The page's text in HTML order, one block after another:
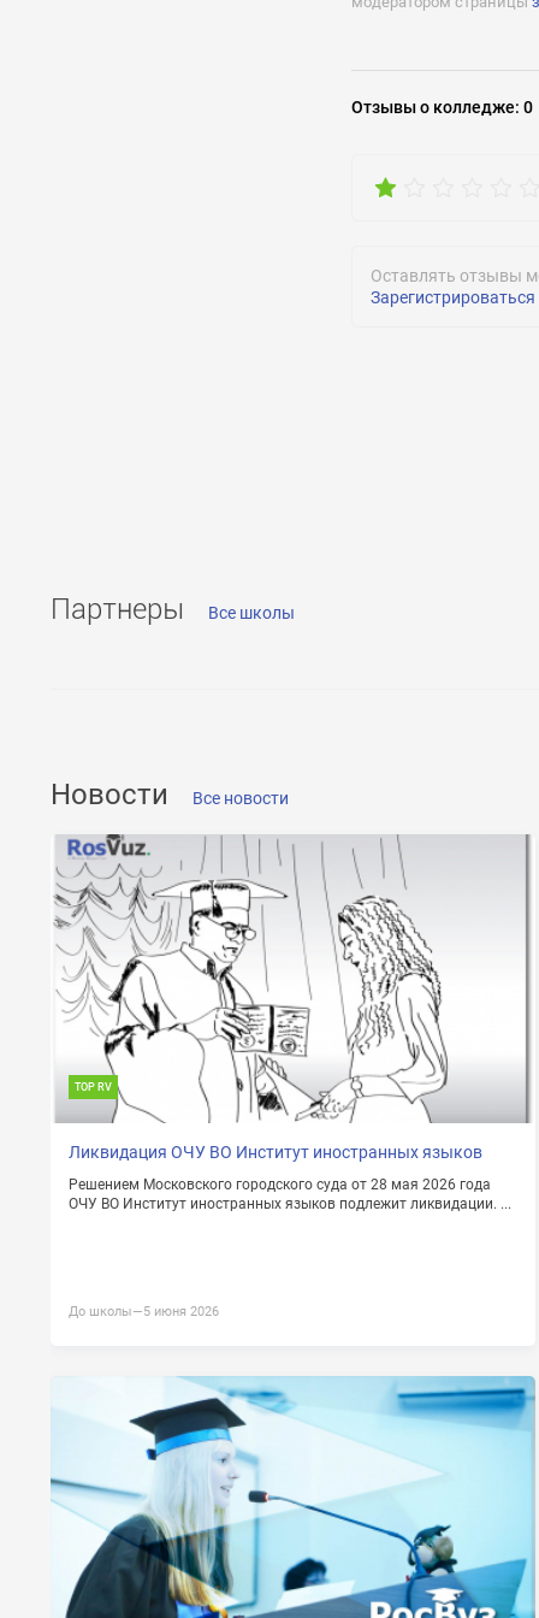
Отзывыо колледже: 0
Оставлять отзывы
Зарегистрироваться
Партнеры Все школы
ОТПРАВИТЬ